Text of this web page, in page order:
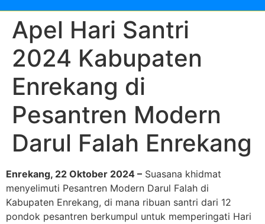
Apel Hari Santri
2024 Kabupaten
Enrekang di
Pesantren Modern
Darul Falah Enrekang
Enrekang, 22 Oktober 2024 – Suasana khidmat
menyelimuti Pesantren Modern Darul Falah di
Kabupaten Enrekang, di mana ribuan santri dari 12
pondok pesantren berkumpul untuk memperingati Hari